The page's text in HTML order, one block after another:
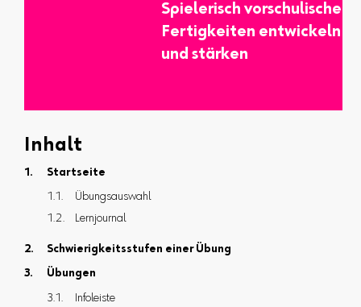
Spielerisch vorschulische
Fertigkeiten entwickeln
und stärken
Inhalt
Startseite
Übungsauswahl
Lernjournal
Schwierigkeitsstufen einer Übung
Übungen
Infoleiste